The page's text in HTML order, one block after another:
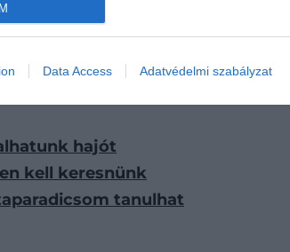
Data Access Adatvédelmi szabályzat
hajót
kell keresnünk
tanulhat